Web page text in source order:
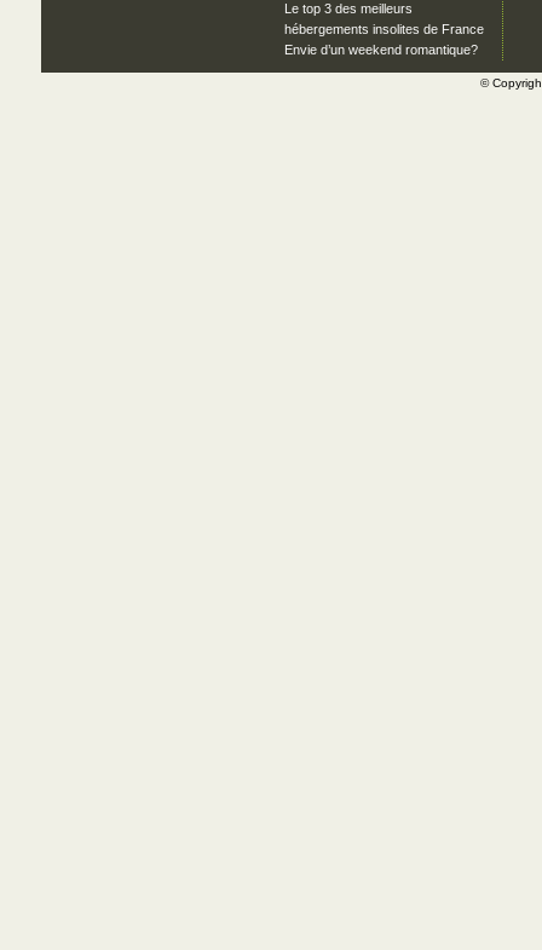
Le top 3 des meilleurs
hébergements insolites de France
Envie d’un weekend romantique?
©